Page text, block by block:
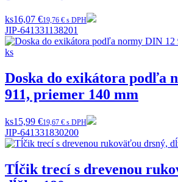
ks16,07 €19,76 € s DPH
JIP-641331138201
Doska do exikátora podľa
911, priemer 140 mm
ks15,99 €19,67 € s DPH
JIP-641331830200
Tĺčik trecí s drevenou